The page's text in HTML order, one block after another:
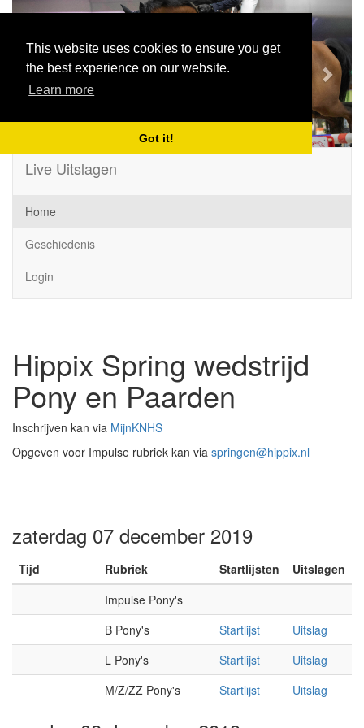
This website uses cookies to ensure you get
the best experience on our website.
Learn more
Got it!
Previous Next
Live Uitslagen
Home
Geschiedenis
Login
Hippix Spring wedstrijd
Pony en Paarden
Inschrijven kan via MijnKNHS
Opgeven voor Impulse rubriek kan via springen@hippix.nl
zaterdag 07 december 2019
Tijd Rubriek Startlijsten
Uitslagen
Impulse Pony's
B Pony's
Startlijst
Uitslag
L Pony's
Startlijst
Uitslag
M/Z/ZZ Pony's
Startlijst Uitslag